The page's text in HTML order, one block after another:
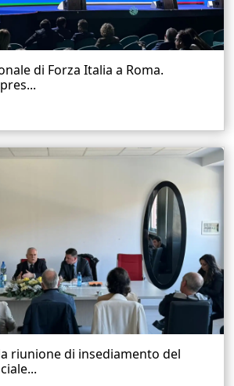
di Forza Italia a Roma.
riunione di insediamento del